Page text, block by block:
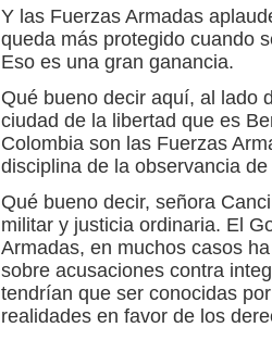
Y las Fuerzas Armadas
queda más protegido cuando
Eso es una gran ganancia.
Qué bueno decir aquí, al lado
ciudad de la libertad que es
Colombia son las Fuerzas
disciplina de la observancia
Qué bueno decir, señora
militar y justicia ordinaria. El
Armadas, en muchos casos
sobre acusaciones contra
tendrían que ser conocidas
realidades en favor de los